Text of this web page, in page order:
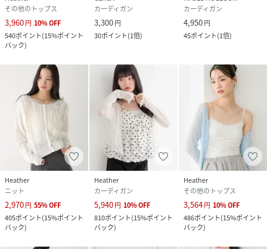
その他のトップス
3,960円 10%OFF
540ポイント(15%ポイント
バック)
カーディガン
3,300円
30ポイント(1倍)
カーディガン
4,950円
45ポイント(1倍)
Heather
ニット
2,970円 55%OFF
405ポイント(15%ポイント
バック)
Heather
カーディガン
5,940円 10%OFF
810ポイント(15%ポイント
バック)
Heather
その他のトップス
3,564円 10%OFF
486ポイント(15%ポイント
バック)